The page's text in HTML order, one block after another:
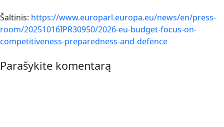
Šaltinis: https://www.europarl.europa.eu/news/en/press-
room/20251016IPR30950/2026-eu-budget-focus-on-
competitiveness-preparedness-and-defence
Parašykite komentarą